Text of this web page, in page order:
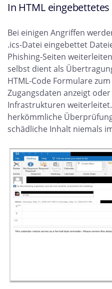
In HTML
Bei einigen Angriffen
.ics-Datei eingebettet
Phishing-Seiten
selbst dient als
HTML-Code Formulare
Zugangsdaten anzeigt
Infrastrukturen
herkömmliche
schädliche Inhalt niemals